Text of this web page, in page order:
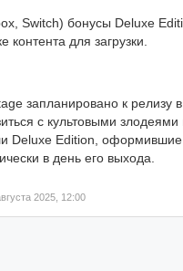
Switch) бонусы Deluxe
контента для загрузки.
запланировано к релизу
с культовыми
Deluxe Edition, оформившие
в день его выхода.
2025, 12:00